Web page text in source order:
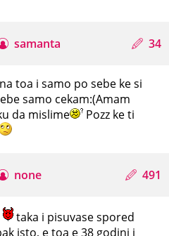
samanta 34
toa i samo po sebe ke si
samo cekam:(Amam
da mislime
Pozz ke ti
none 491
taka i pisuvase spored
isto, e toa e 38 godini i